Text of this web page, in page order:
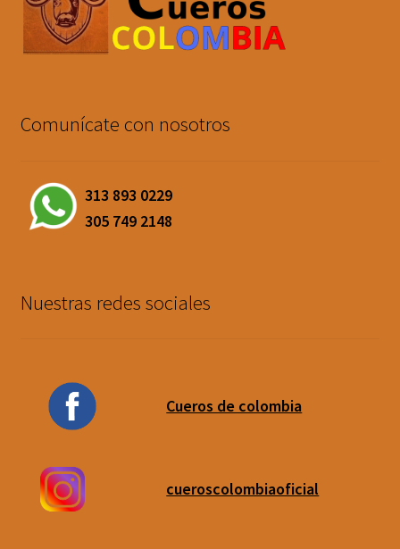
Comunícate con nosotros
313 893 0229
305 749 2148
Nuestras redes sociales
Cueros de colombia
cueroscolombiaoficial